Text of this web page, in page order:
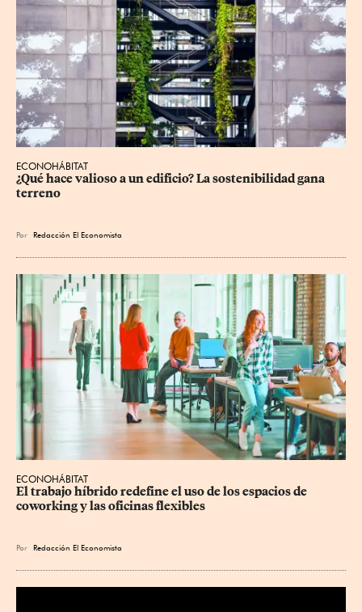
ECONOHÁBITAT
¿Qué hace valioso a un edificio? La sostenibilidad gana
terreno
Por Redacción El Economista
ECONOHÁBITAT
El trabajo híbrido redefine el uso de los espacios de
coworking y las oficinas flexibles
Por Redacción El Economista